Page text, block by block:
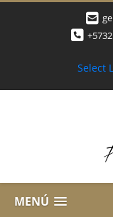
Select
MENÚ